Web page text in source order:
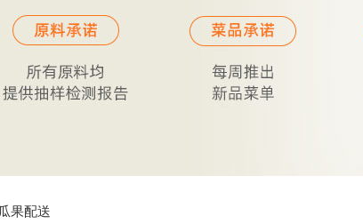
果配送